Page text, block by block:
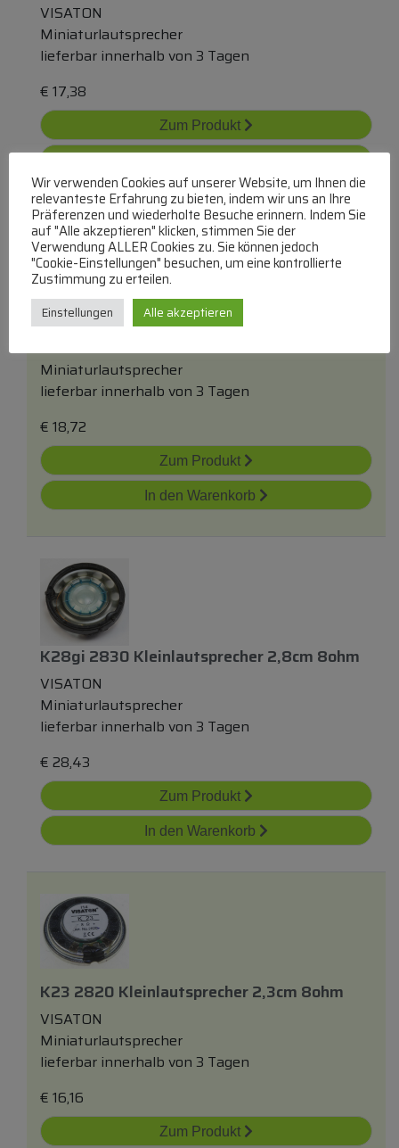
VISATON
Miniaturlautsprecher
lieferbar innerhalb von 3 Tagen
€ 17,38
Zum Produkt
K40 2841 Kleinlautsprecher, 4cm, 50ohm
VISATON
Miniaturlautsprecher
lieferbar innerhalb von 3 Tagen
€ 18,72
Zum Produkt
In den Warenkorb
K28gi 2830 Kleinlautsprecher 2,8cm 8ohm
VISATON
Miniaturlautsprecher
lieferbar innerhalb von 3 Tagen
€ 28,43
Zum Produkt
In den Warenkorb
K23 2820 Kleinlautsprecher 2,3cm 8ohm
VISATON
Miniaturlautsprecher
lieferbar innerhalb von 3 Tagen
€ 16,16
Zum Produkt
Wir verwenden Cookies auf unserer Website, um Ihnen die
relevanteste Erfahrung zu bieten, indem wir uns an Ihre
Präferenzen und wiederholte Besuche erinnern. Indem Sie
auf "Alle akzeptieren" klicken, stimmen Sie der
Verwendung ALLER Cookies zu. Sie können jedoch
"Cookie-Einstellungen" besuchen, um eine kontrollierte
Zustimmung zu erteilen.
Einstellungen Alle akzeptieren